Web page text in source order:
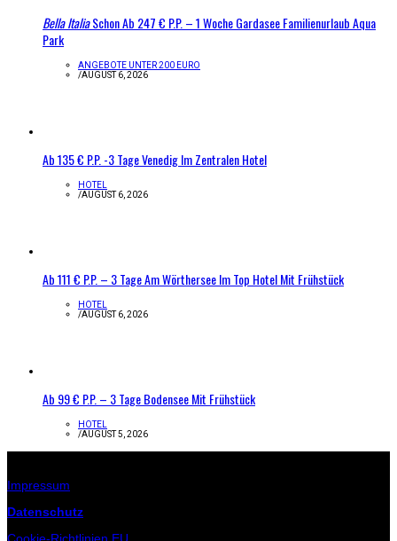
Bella ItaliaSchon Ab 247 € P.P. – 1 Woche Gardasee Familienurlaub Aqua
Park
ANGEBOTE UNTER 200 EURO
/AUGUST 6, 2026
Ab 135 € P.P. -3 Tage Venedig Im Zentralen Hotel
HOTEL
/AUGUST 6, 2026
Ab 111 € P.P. – 3 Tage Am Wörthersee Im Top Hotel Mit Frühstück
HOTEL
/AUGUST 6, 2026
Ab 99 € P.P. – 3 Tage Bodensee Mit Frühstück
HOTEL
/AUGUST 5, 2026
Impressum
Datenschutz